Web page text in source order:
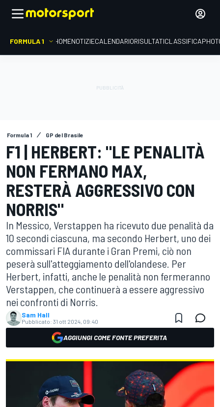
FORMULA 1 HOMENOTIZIECALENDARIORISULTATICLASSIFICA
Formula 1 GP del Brasile
F1 | HERBERT: "LE PENALITÀ
NON FERMANO MAX,
RESTERÀ AGGRESSIVO CON
NORRIS"
In Messico, Verstappen ha ricevuto due penalità da
10 secondi ciascuna, ma secondo Herbert, uno dei
commissari FIA durante i Gran Premi, ciò non
peserà sull'atteggiamento dell'olandese. Per
Herbert, infatti, anche le penalità non fermeranno
Verstappen, che continuerà a essere aggressivo
nei confronti di Norris.
Sam Hall
Pubblicato: 31 ott 2024, 09:40
AGGIUNGI COME FONTE PREFERITA